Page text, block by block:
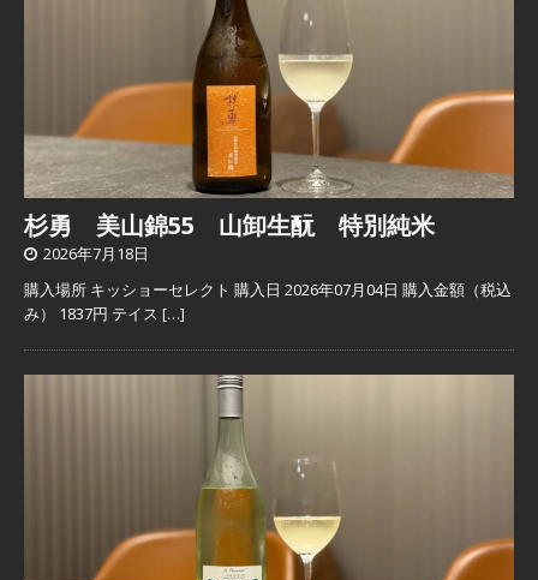
杉勇 美山錦55 山卸生酛 特別純米
2026年7月18日
購入場所 キッショーセレクト 購入日 2026年07月04日 購入金額（税込
み） 1837円 テイス […]